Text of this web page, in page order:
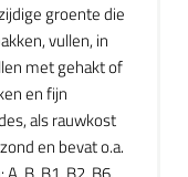
groente die
vullen, in
met gehakt of
en fijn
als rauwkost
en bevat o.a.